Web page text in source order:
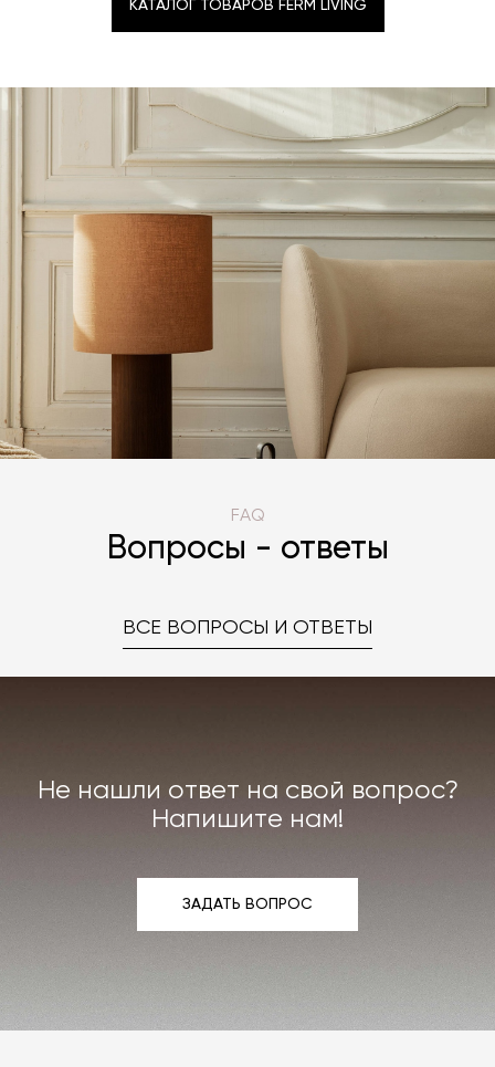
КАТАЛОГ ТОВАРОВ FERM LIVING
FAQ
Вопросы - ответы
ВСЕ ВОПРОСЫ И ОТВЕТЫ
Не нашли ответ на свой вопрос?
Напишите нам!
ЗАДАТЬ ВОПРОС